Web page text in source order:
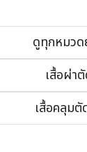
ดูทุกหมวด
เสื้อผ่า
เสื้อคลุมตั